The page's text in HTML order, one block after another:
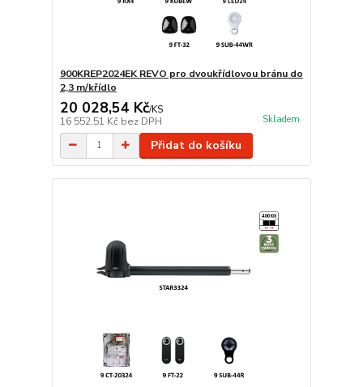
900KREP2024EK REVO pro dvoukřídlovou bránu do
2,3 m/křídlo
20 028,54 Kč/KS
16 552,51 Kč bez DPH Skladem
Přidat do košíku